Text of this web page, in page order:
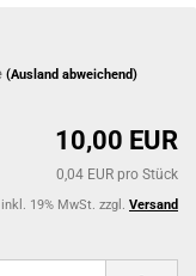
(Ausland abweichend)
10,00 EUR
0,04 EUR pro Stück
inkl. 19% MwSt. zzgl. Versand